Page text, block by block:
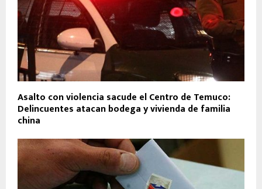
Asalto con violencia sacude el Centro de Temuco:
Delincuentes atacan bodega y vivienda de familia
china